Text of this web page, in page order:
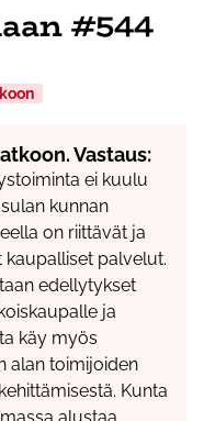
#544
Vastaus:
ei kuulu
kunnan
on riittävät ja
palvelut.
edellytykset
ja
käy myös
alan toimijoiden
Kunta